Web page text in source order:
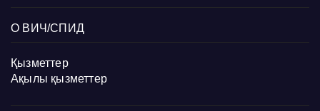
О ВИЧ/СПИД
Қызметтер
Ақылы қызметтер